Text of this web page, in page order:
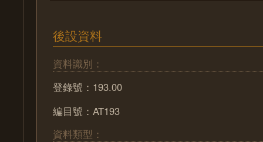
後設資料
資料識別：
登錄號：193.00
編目號：AT193
資料類型：